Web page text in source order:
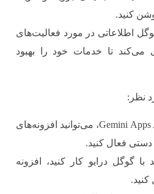
اطلاعاتی در مورد فعالیت‌های
می‌کند تا خدمات خود را بهبود
نظر:
پس از فعال‌سازی Gemini Apps Activity، می‌توانید افزونه‌های
فعال کنید.
گوگل درایو کار کنید، افزونه